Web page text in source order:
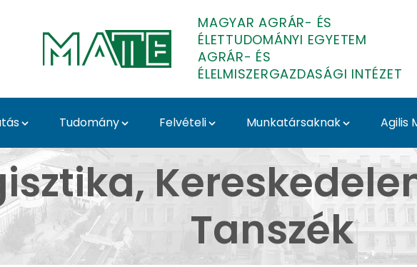
MAGYAR AGRÁR- ÉS
ÉLETTUDOMÁNYI EGYETEM
AGRÁR- ÉS
ÉLELMISZERGAZDASÁGI INTÉZET
Tudomány Felvételi Munkatársaknak Agilis
Kereskedelem és
Tanszék